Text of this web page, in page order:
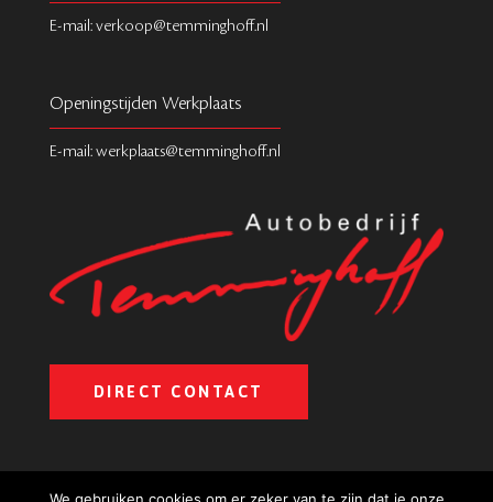
E-mail: verkoop@temminghoff.nl
Openingstijden Werkplaats
E-mail: werkplaats@temminghoff.nl
DIRECT CONTACT